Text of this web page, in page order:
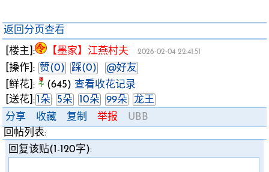
返回分页查看
[楼主]: 【墨家】江燕村夫 2026-02-04 22:41:51
[操作]: 赞(0) 踩(0)
@好友
[鲜花]:
(645) 查看收花记录
[送花]: 1朵 5朵 10朵 99朵
龙王
分享
收藏 复制 举报
UBB
回帖列表:
回复该贴(1-120字):